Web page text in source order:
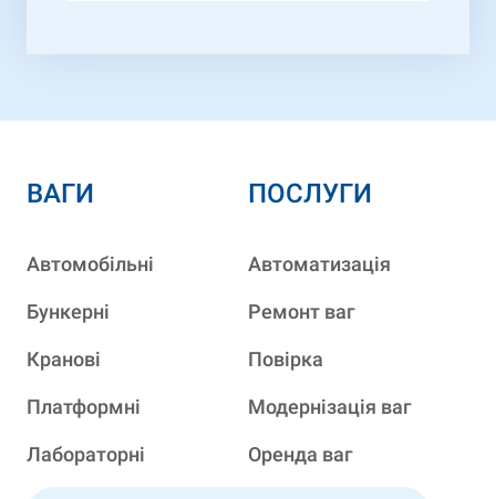
ВАГИ
Автомобільні
Бункерні
Кранові
Платформні
Лабораторні
ПОСЛУГИ
Автоматизація
Ремонт ваг
Повірка
Модернізація ваг
Оренда ваг